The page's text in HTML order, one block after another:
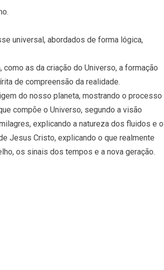
universal, abordados de forma lógica,
as da criação do Universo, a formação
de compreensão da realidade.
do nosso planeta, mostrando o processo
compõe o Universo, segundo a visão
explicando a natureza dos fluidos e
Jesus Cristo, explicando o que realmente
os sinais dos tempos e a nova geração.